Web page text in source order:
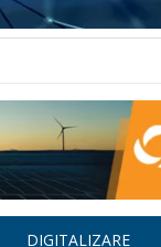
DIGITALIZARE